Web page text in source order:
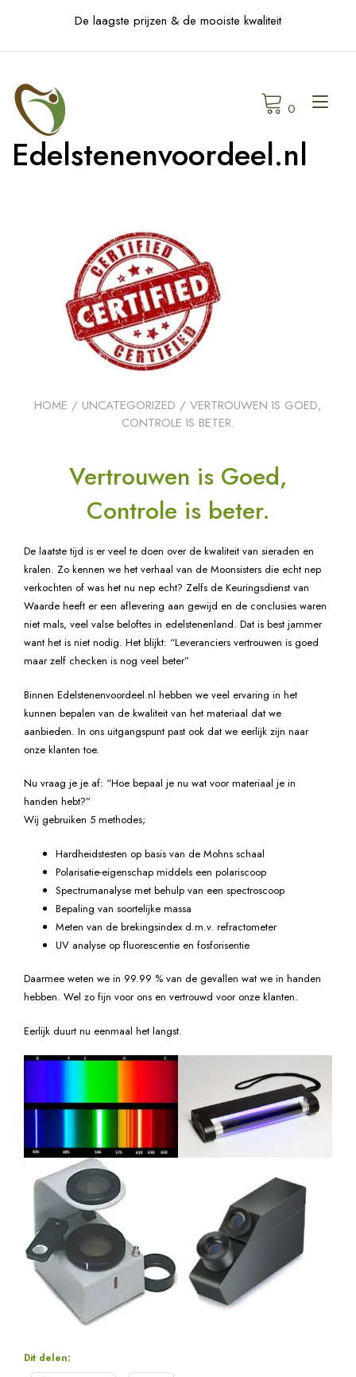
De laagste prijzen & de mooiste kwaliteit
Edelstenenvoordeel.nl
0
HOME / UNCATEGORIZED / VERTROUWEN IS GOED,
CONTROLE IS BETER.
Vertrouwen is Goed,
Controle is beter.
De laatste tijd is er veel te doen over de kwaliteit van sieraden en
kralen. Zo kennen we het verhaal van de Moonsisters die echt nep
verkochten of was het nu nep echt? Zelfs de Keuringsdienst van
Waarde heeft er een aflevering aan gewijd en de conclusies waren
niet mals, veel valse beloftes in edelstenenland. Dat is best jammer
want het is niet nodig. Het blijkt: “Leveranciers vertrouwen is goed
maar zelf checken is nog veel beter”
Binnen Edelstenenvoordeel.nl hebben we veel ervaring in het
kunnen bepalen van de kwaliteit van het materiaal dat we
aanbieden. In ons uitgangspunt past ook dat we eerlijk zijn naar
onze klanten toe.
Nu vraag je je af: “Hoe bepaal je nu wat voor materiaal je in
handen hebt?”
Wij gebruiken 5 methodes;
Hardheidstesten op basis van de Mohns schaal
Polarisatie-eigenschap middels een polariscoop
Spectrumanalyse met behulp van een spectroscoop
Bepaling van soortelijke massa
Meten van de brekingsindex d.m.v. refractometer
UV analyse op fluorescentie en fosforisentie
Daarmee weten we in 99.99 % van de gevallen wat we in handen
hebben. Wel zo fijn voor ons en vertrouwd voor onze klanten.
Eerlijk duurt nu eenmaal het langst.
Dit delen: